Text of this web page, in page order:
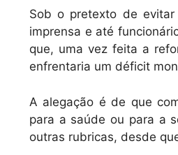
Sob o pretexto de evitar
imprensa e até
que, uma vez feita a
enfrentaria um déficit
A alegação é de que
para a saúde ou para a
outras rubricas, desde